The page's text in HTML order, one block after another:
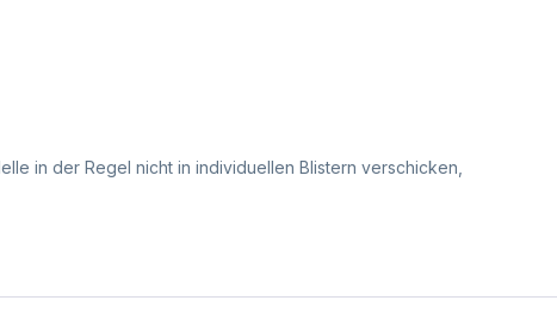
in der Regel nicht in individuellen Blistern verschicken,